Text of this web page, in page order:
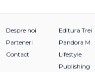
Despre noi
Parteneri
Contact
Editura Trei
Pandora M
Lifestyle
Publishing